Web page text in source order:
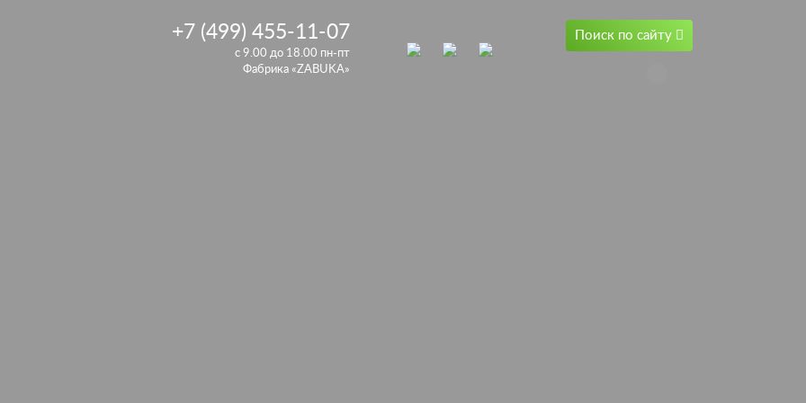
+7 (499) 455-11-07
с 9.00 до 18.00 пн-пт
Фабрика «ZABUKA»
Поиск по сайту